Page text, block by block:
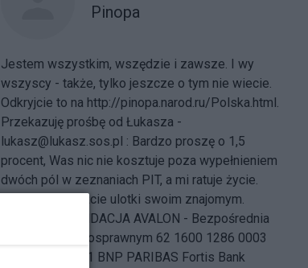
Pinopa
Jestem wszystkim, wszędzie i zawsze. I wy
wszyscy - także, tylko jeszcze o tym nie wiecie.
Odkryjcie to na http://pinopa.narod.ru/Polska.html.
Przekazuję prośbę od Łukasza -
lukasz@lukasz.sos.pl : Bardzo proszę o 1,5
procent, Was nic nie kosztuje poza wypełnieniem
dwóch pól w zeznaniach PIT, a mi ratuje życie.
Proszę przekażcie ulotki swoim znajomym.
Darowizny: FUNDACJA AVALON - Bezpośrednia
Pomoc Niepełnosprawnym 62 1600 1286 0003
0031 8642 6001 BNP PARIBAS Fortis Bank